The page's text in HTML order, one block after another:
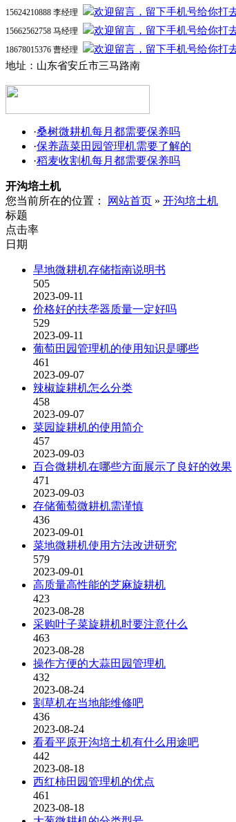
15624210888 李经理
15662562758 马经理
18678015376 曹经理
地址：山东省安丘市三马路南
·桑树微耕机每月都需要保养吗
·保养蔬菜田园管理机需要了解的
·稻麦收割机每月都需要保养吗
开沟培土机
您当前所在的位置：
网站首页 » 开沟培土机
标题
点击率
日期
旱地微耕机存储指南说明书
505
2023-09-11
价格好的扶垄器质量一定好吗
529
2023-09-11
葡萄田园管理机的使用知识是哪些
461
2023-09-07
辣椒旋耕机怎么分类
458
2023-09-07
菜园旋耕机的使用简介
457
2023-09-03
百合微耕机在哪些方面展示了良好的效果
471
2023-09-03
存储葡萄微耕机需谨慎
436
2023-09-01
菜地微耕机使用方法改进研究
579
2023-09-01
高质量高性能的芝麻旋耕机
423
2023-08-28
采购叶子菜旋耕机时要注意什么
463
2023-08-28
操作方便的大蒜田园管理机
432
2023-08-24
割草机在当地能维修吧
436
2023-08-24
看看平原开沟培土机有什么用途吧
442
2023-08-18
西红柿田园管理机的优点
461
2023-08-18